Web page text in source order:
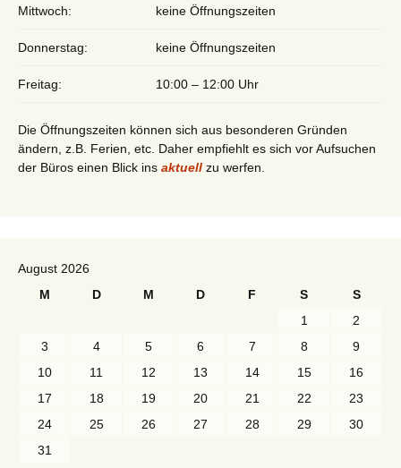
Mittwoch: keine Öffnungszeiten
Donnerstag: keine Öffnungszeiten
Freitag: 10:00 – 12:00 Uhr
Die Öffnungszeiten können sich aus besonderen Gründen
ändern, z.B. Ferien, etc. Daher empfiehlt es sich vor Aufsuchen
der Büros einen Blick ins aktuell zu werfen.
August 2026
M
D M D F S
S
1
2
3
4 5 6 7 8
9
10
11 12 13 14 15
16
17
18 19 20 21 22
23
24
25 26 27 28 29
30
31